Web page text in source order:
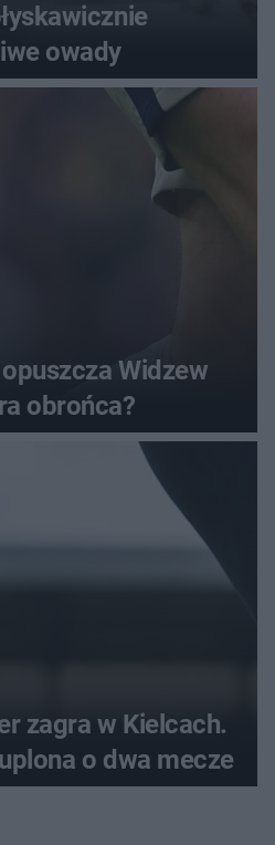
owady
Widzew
obrońca?
zagra w Kielcach.
o dwa mecze